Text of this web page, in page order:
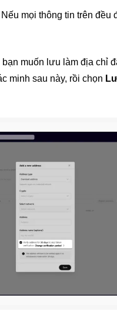
Nếu mọi thông tin trên đều
muốn lưu làm địa chỉ
minh sau này, rồi chọn